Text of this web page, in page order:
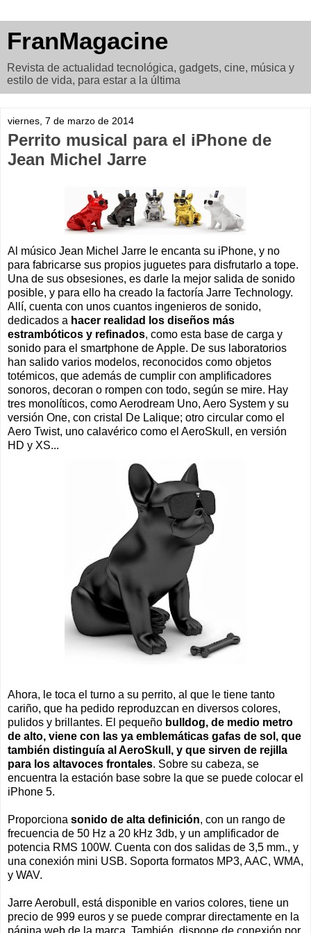
FranMagacine
Revista de actualidad tecnológica, gadgets, cine, música y
estilo de vida, para estar a la última
viernes, 7 de marzo de 2014
Perrito musical para el iPhone de
Jean Michel Jarre
Al músico Jean Michel Jarre le encanta su iPhone, y no
para fabricarse sus propios juguetes para disfrutarlo a tope.
Una de sus obsesiones, es darle la mejor salida de sonido
posible, y para ello ha creado la factoría Jarre Technology.
Allí, cuenta con unos cuantos ingenieros de sonido,
dedicados a hacer realidad los diseños más
estrambóticos y refinados, como esta base de carga y
sonido para el smartphone de Apple. De sus laboratorios
han salido varios modelos, reconocidos como objetos
totémicos, que además de cumplir con amplificadores
sonoros, decoran o rompen con todo, según se mire. Hay
tres monolíticos, como Aerodream Uno, Aero System y su
versión One, con cristal De Lalique; otro circular como el
Aero Twist, uno calavérico como el AeroSkull, en versión
HD y XS...
Ahora, le toca el turno a su perrito, al que le tiene tanto
cariño, que ha pedido reproduzcan en diversos colores,
pulidos y brillantes. El pequeño bulldog, de medio metro
de alto, viene con las ya emblemáticas gafas de sol, que
también distinguía al AeroSkull, y que sirven de rejilla
para los altavoces frontales. Sobre su cabeza, se
encuentra la estación base sobre la que se puede colocar el
iPhone 5.
Proporciona sonido de alta definición, con un rango de
frecuencia de 50 Hz a 20 kHz 3db, y un amplificador de
potencia RMS 100W. Cuenta con dos salidas de 3,5 mm., y
una conexión mini USB. Soporta formatos MP3, AAC, WMA,
y WAV.
Jarre Aerobull, está disponible en varios colores, tiene un
precio de 999 euros y se puede comprar directamente en la
página web de la marca. También, dispone de conexión por